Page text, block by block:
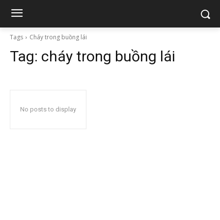
Tags Cháy trong buồng lái
Tag: cháy trong buồng lái
No posts to display